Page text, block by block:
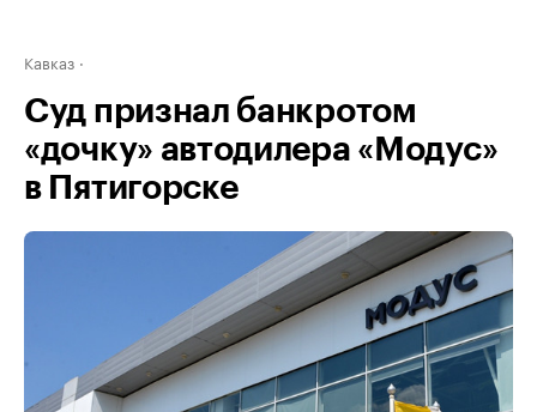
Кавказ
Суд признал банкротом
«дочку» автодилера «Модус»
в Пятигорске